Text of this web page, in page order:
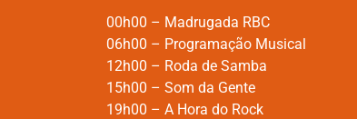
00h00 – Madrugada RBC
06h00 – Programação Musical
12h00 – Roda de Samba
15h00 – Som da Gente
19h00 – A Hora do Rock